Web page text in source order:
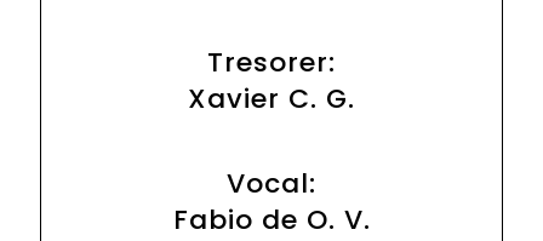
Tresorer:
Xavier C. G.
Vocal:
Fabio de O. V.